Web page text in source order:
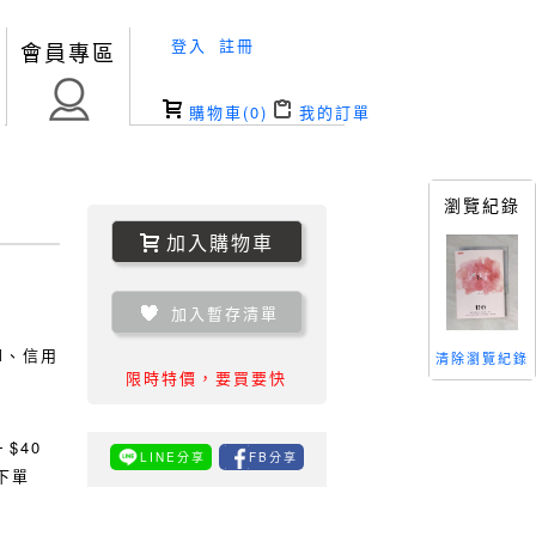
會員專區 登入 註冊
購物車(0) 我的訂單
信用
$40
單
加入購物車
加入暫存清單
限時特價，要買要快
LINE分享 FB分享
瀏覽紀錄
清除瀏覽紀錄